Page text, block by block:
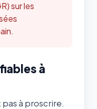
sur les
à
à proscrire.